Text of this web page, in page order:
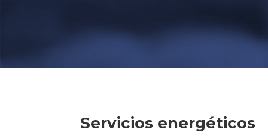
Servicios energéticos